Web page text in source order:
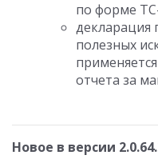
по форме
декларация
полезных
отчета за
Новое в версии